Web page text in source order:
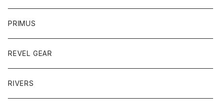
PRIMUS
REVEL GEAR
RIVERS